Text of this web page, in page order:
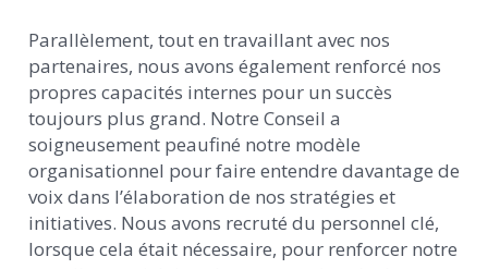
Parallèlement, tout en travaillant avec nos
partenaires, nous avons également renforcé nos
propres capacités internes pour un succès
toujours plus grand. Notre Conseil a
soigneusement peaufiné notre modèle
organisationnel pour faire entendre davantage de
voix dans l’élaboration de nos stratégies et
initiatives. Nous avons recruté du personnel clé,
lorsque cela était nécessaire, pour renforcer notre